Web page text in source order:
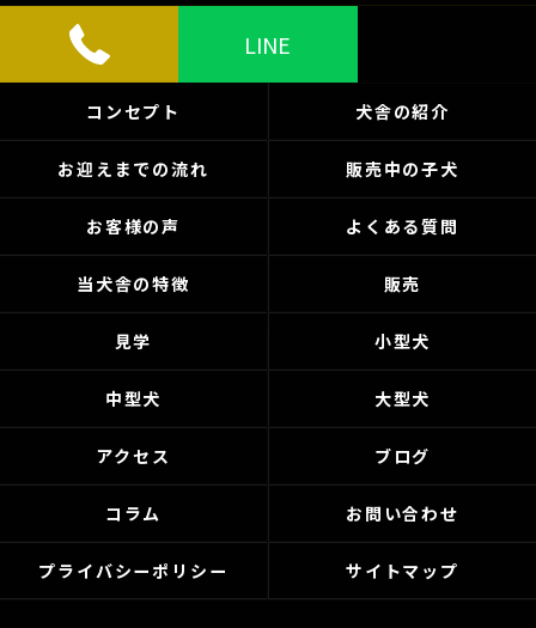
LINE
コンセプト 犬舎の紹介
お迎えまでの流れ 販売中の子犬
お客様の声 よくある質問
当犬舎の特徴 販売
見学 小型犬
中型犬 大型犬
アクセス ブログ
コラム お問い合わせ
プライバシーポリシー サイトマップ